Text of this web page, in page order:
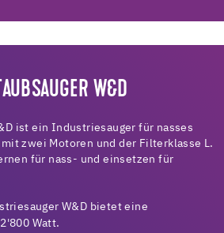
W&D
ist ein Industriesauger für nasses
zwei Motoren und der Filterklasse L.
für nass- und einsetzen für
W&D bietet eine
Watt.